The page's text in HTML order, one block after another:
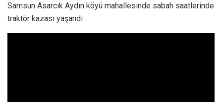
Samsun Asarcık Aydın köyü mahallesinde sabah saatlerinde
traktör kazası yaşandı